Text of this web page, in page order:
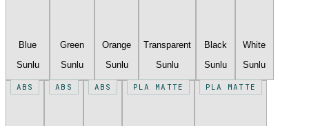
Blue
Sunlu
Green
Sunlu
Orange
Sunlu
Transparent
Sunlu
Black
Sunlu
White
Sunlu
ABS ABS ABS PLA MATTE PLA MATTE